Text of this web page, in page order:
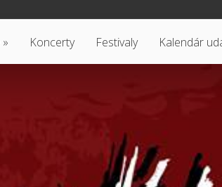
» Koncerty Festivaly Kalendár